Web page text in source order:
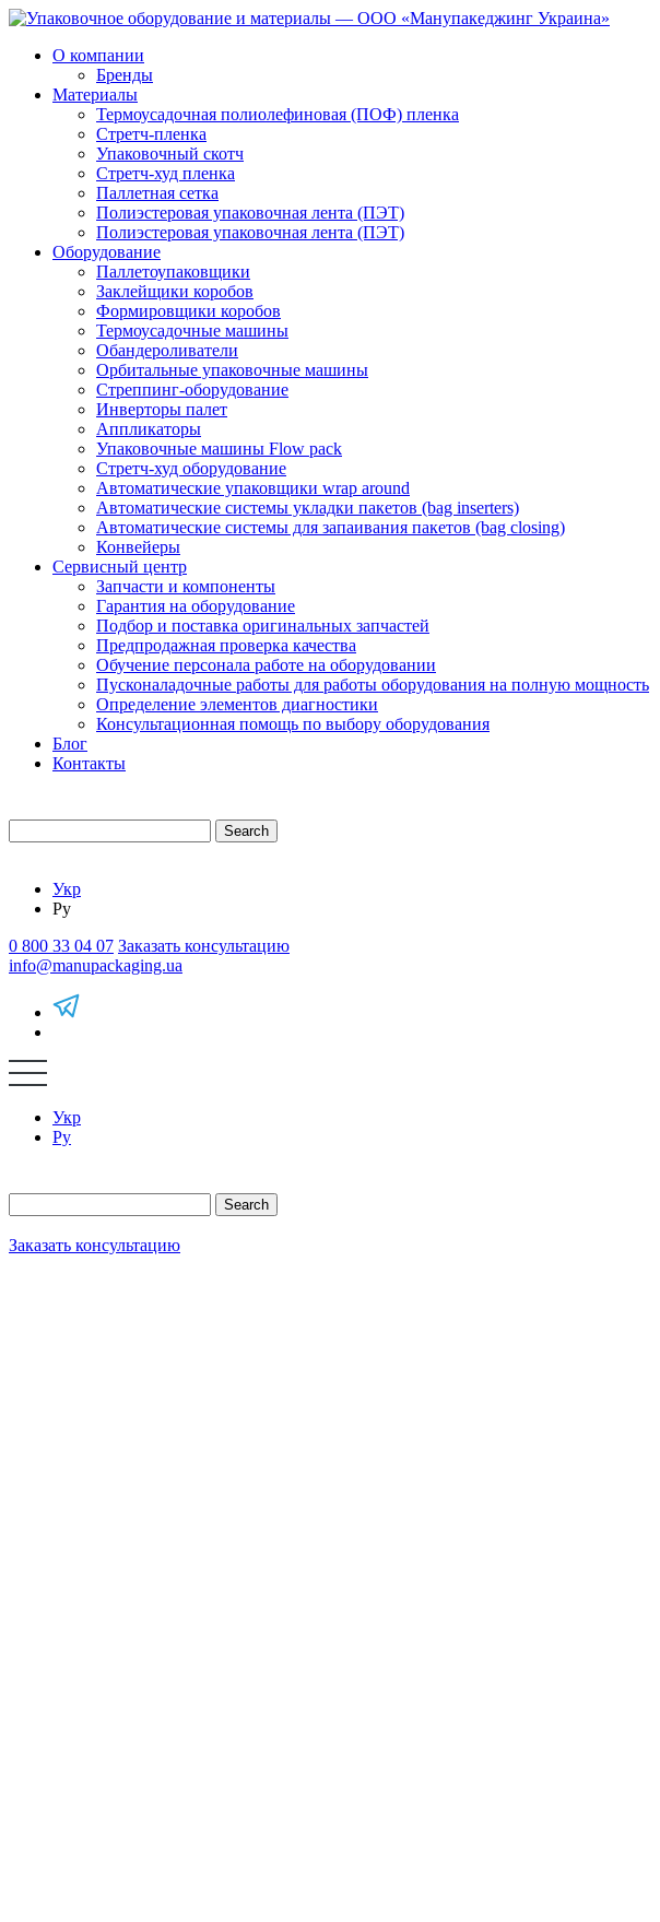
О компании
Бренды
Материалы
Термоусадочная полиолефиновая (ПОФ) пленка
Стретч-пленка
Упаковочный скотч
Стретч-худ пленка
Паллетная сетка
Полиэстеровая упаковочная лента (ПЭТ)
Полиэстеровая упаковочная лента (ПЭТ)
Оборудование
Паллетоупаковщики
Заклейщики коробов
Формировщики коробов
Термоусадочные машины
Обандероливатели
Орбитальные упаковочные машины
Стреппинг-оборудование
Инверторы палет
Аппликаторы
Упаковочные машины Flow pack
Стретч-худ оборудование
Автоматические упаковщики wrap around
Автоматические системы укладки пакетов (bag inserters)
Автоматические системы для запаивания пакетов (bag closing)
Конвейеры
Сервисный центр
Запчасти и компоненты
Гарантия на оборудование
Подбор и поставка оригинальных запчастей
Предпродажная проверка качества
Обучение персонала работе на оборудовании
Пусконаладочные работы для работы оборудования на полную мощность
Определение элементов диагностики
Консультационная помощь по выбору оборудования
Блог
Контакты
Search
Укр
Ру
0 800 33 04 07 Заказать консультацию
info@manupackaging.ua
Укр
Ру
Search
Заказать консультацию